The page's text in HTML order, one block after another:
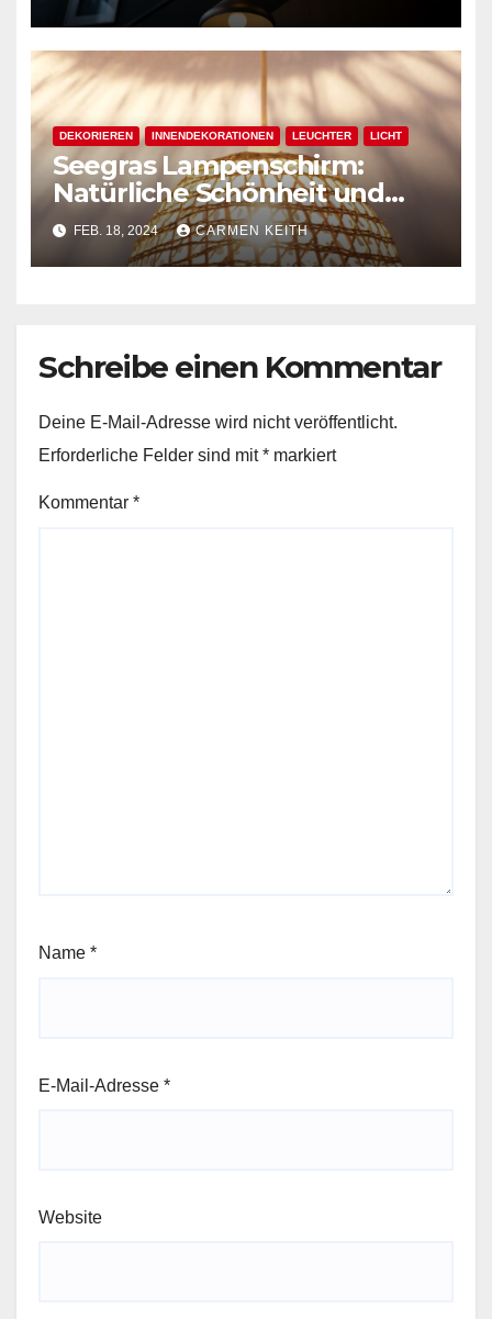
DEKORIEREN INNENDEKORATIONEN LEUCHTER LICHT
Seegras Lampenschirm:
Natürliche Schönheit und
nachhaltige Beleuchtung
FEB. 18, 2024 CARMEN KEITH
Schreibe einen Kommentar
Deine E-Mail-Adresse wird nicht veröffentlicht.
Erforderliche Felder sind mit* markiert
Kommentar *
Name *
E-Mail-Adresse *
Website